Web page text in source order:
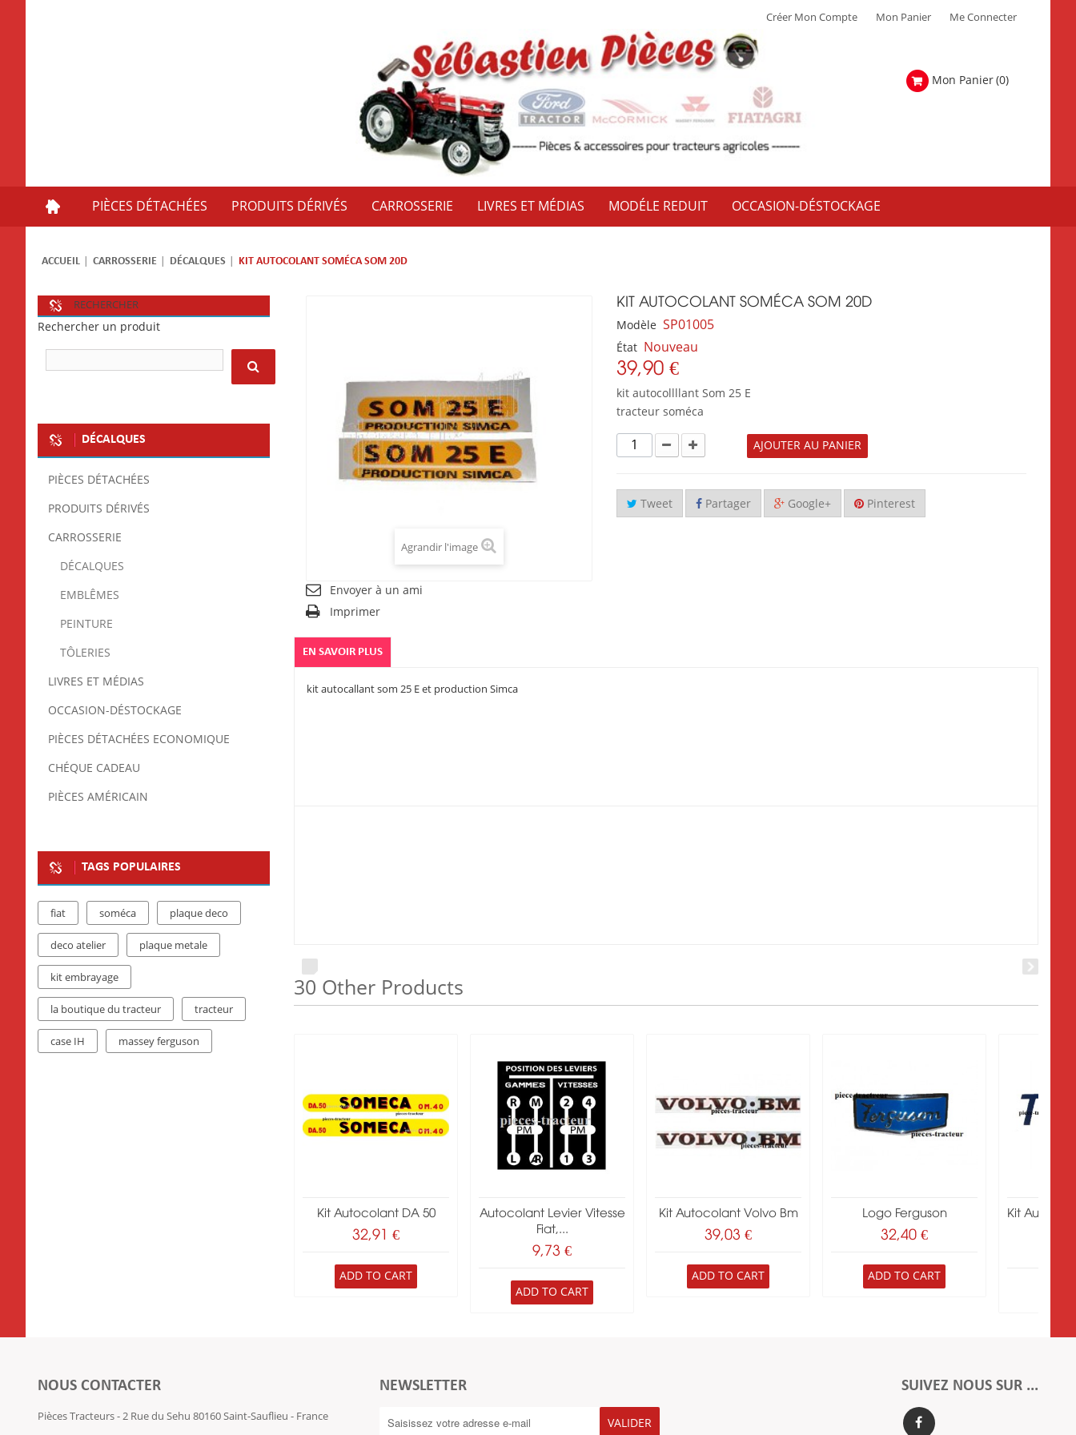
Créer Mon Compte Mon Panier Me Connecter
Mon Panier(0)
PIÈCES DÉTACHÉES PRODUITS DÉRIVÉS CARROSSERIE LIVRES ET MÉDIAS MODÉLE REDUIT OCCASION-DÉSTOCKAGE
ACCUEIL CARROSSERIE DÉCALQUES KIT AUTOCOLANT SOMÉCA SOM 20D
RECHERCHER
Rechercher un produit
DÉCALQUES
PIÈCES DÉTACHÉES
PRODUITS DÉRIVÉS
CARROSSERIE
DÉCALQUES
EMBLÊMES
PEINTURE
TÔLERIES
LIVRES ET MÉDIAS
OCCASION-DÉSTOCKAGE
PIÈCES DÉTACHÉES ECONOMIQUE
CHÉQUE CADEAU
PIÈCES AMÉRICAIN
TAGS POPULAIRES
fiat soméca plaque deco
deco atelier plaque metale
kit embrayage
la boutique du tracteur tracteur
case IH massey ferguson
Agrandir l'image
Envoyer à un ami
Imprimer
KIT AUTOCOLANT SOMÉCA SOM 20D
Modèle SP01005
État Nouveau
39,90 €
kit autocollllant Som 25 E
tracteur soméca
AJOUTER AU PANIER
Tweet Partager Google+ Pinterest
EN SAVOIR PLUS
kit autocallant som 25 E et production Simca
30 Other Products
Kit Autocolant DA 50
32,91 €
ADD TO CART
Autocolant Levier Vitesse
Fiat,...
9,73 €
ADD TO CART
Kit Autocolant Volvo Bm
39,03 €
ADD TO CART
Logo Ferguson
32,40 €
ADD TO CART
Kit
NOUS CONTACTER
Pièces Tracteurs - 2 Rue du Sehu 80160 Saint-Sauflieu - France
NEWSLETTER
VALIDER
SUIVEZ NOUS SUR ...